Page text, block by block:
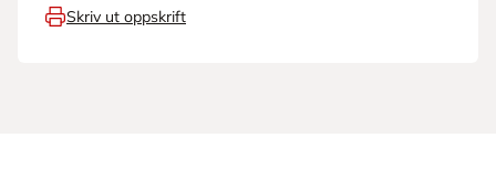
Skriv ut oppskrift